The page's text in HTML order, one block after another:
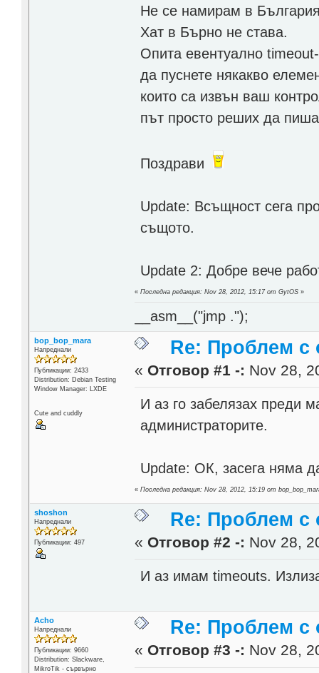
Не се намирам в
Хат в Бърно не става.
Опита евентуално
да пуснете някакво
които са извън ваш
път просто реших да
Поздрави
Update: Всъщност сега
същото.
Update 2: Добре вече
«Последна редакция: Nov 28, 2012, 15:17 от GytOS »
__asm__("jmp .");
bop_bop_mara
Напреднали
Публикации: 2433
Distribution: Debian Testing
Window Manager: LXDE
Cute and cuddly
Re: Проблем с
« Отговор #1 -: Nov 28,
И аз го забелязах преди
администраторите.
Update: ОК, засега няма
«Последна редакция: Nov 28, 2012, 15:19 от
shoshon
Напреднали
Публикации: 497
Re: Проблем с
« Отговор #2 -: Nov 28,
И аз имам timeouts.
Acho
Напреднали
Публикации: 9660
Distribution: Slackware,
MikroTik - сървърно
Re: Проблем с
« Отговор #3 -: Nov 28,